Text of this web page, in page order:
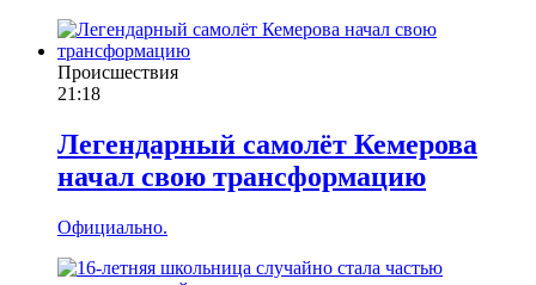
Происшествия
21:18
Легендарный самолёт Кемерова
начал свою трансформацию
Официально.